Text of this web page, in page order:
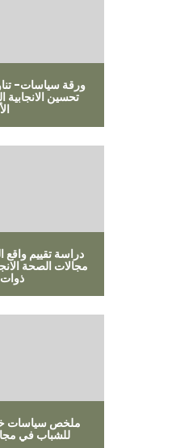
ورقة سياسات-
تحسين الانجابية
دراسة تقييم
مجالات الصحة
ذوات
ملخص سياسات
للشباب في